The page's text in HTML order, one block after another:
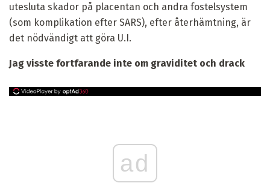
utesluta skador på placentan och andra fostelsystem
(som komplikation efter SARS), efter återhämtning, är
det nödvändigt att göra U.I.
Jag visste fortfarande inte om graviditet och drack
ad